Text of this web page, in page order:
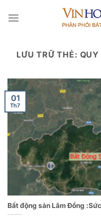
qua
LƯU TRỮ THẺ:
Bất động sản Lâm Đồng
01
Th7